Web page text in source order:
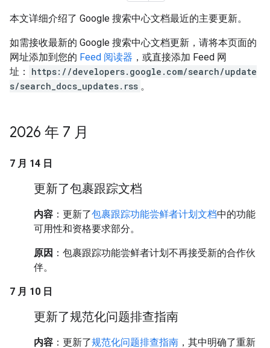
本文详细介绍了 Google 搜索中心文档最近的主要更新。
如需接收最新的 Google 搜索中心文档更新，请将本页面的
网址添加到您的 Feed 阅读器 ，或直接添加 Feed 网
址：
https://developers.google.com/search/update
s/search_docs_updates.rss 。
2026 年 7 月
7 月 14 日
更新了包裹跟踪文档
内容 ：更新了包裹跟踪功能尝鲜者计划文档中的功能
可用性和资格要求部分。
原因 ：包裹跟踪功能尝鲜者计划不再接受新的合作伙
伴。
7 月 10 日
更新了规范化问题排查指南
内容 ：更新了规范化问题排查指南 ，其中明确了重新